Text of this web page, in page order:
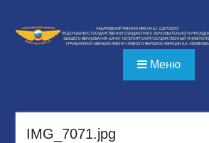
содержимому
Меню
IMG_7071.jpg